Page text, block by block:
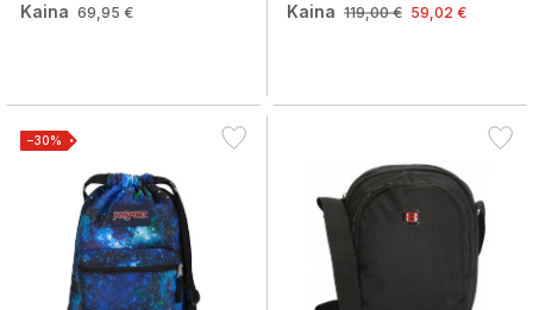
Kaina 69,95 € Kaina 119,00 € 59,02 €
−30%